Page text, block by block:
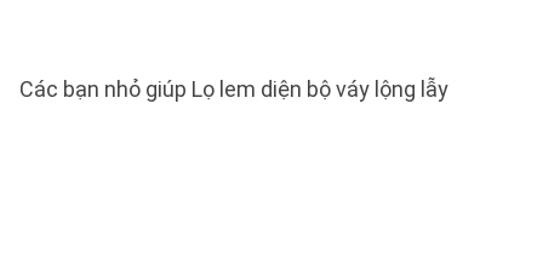
Các bạn nhỏ giúp Lọ lem diện bộ váy lộng lẫy